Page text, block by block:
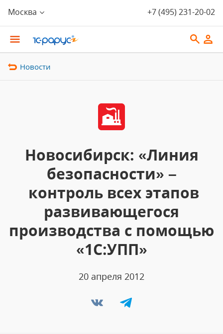
Москва +7 (495) 231-20-02
Новости
Новосибирск: «Линия
безопасности» –
контроль всех этапов
развивающегося
производства с помощью
«1С:УПП»
20 апреля 2012